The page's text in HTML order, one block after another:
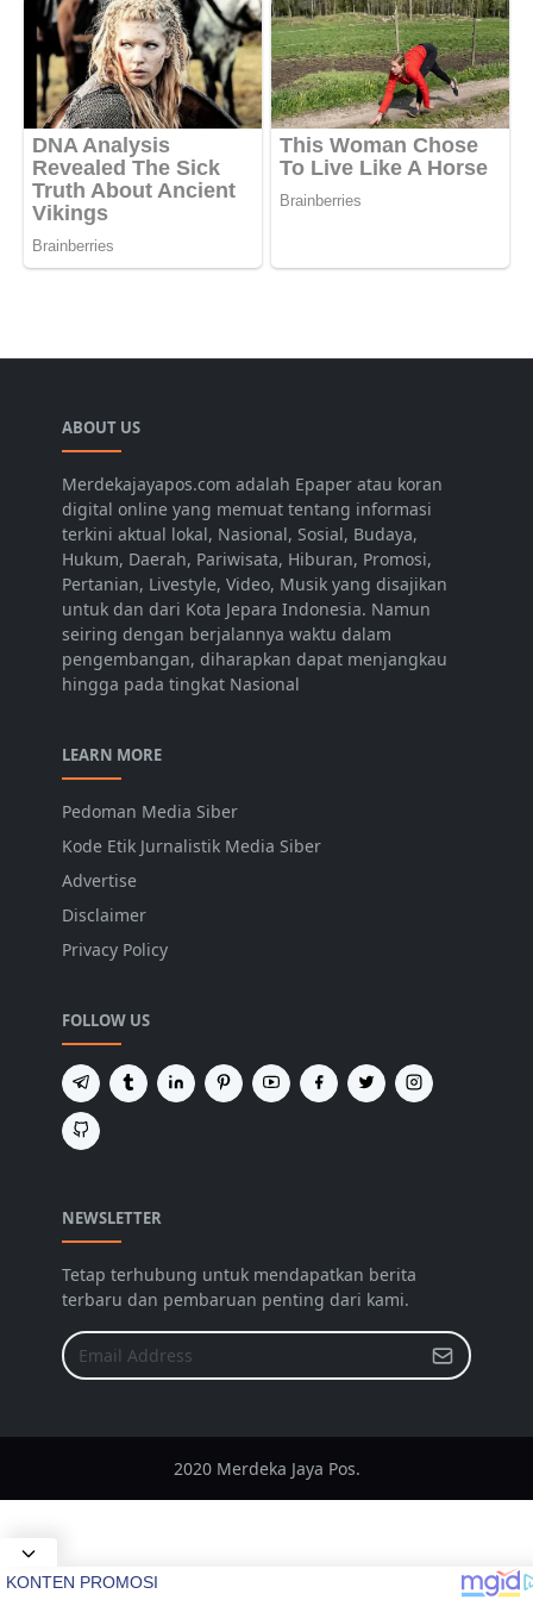
ABOUT US
Merdekajayapos.com adalah Epaper atau koran
digital online yang memuat tentang informasi
terkini aktual lokal, Nasional, Sosial, Budaya,
Hukum, Daerah, Pariwisata, Hiburan, Promosi,
Pertanian, Livestyle, Video, Musik yang disajikan
untuk dan dari Kota Jepara Indonesia. Namun
seiring dengan berjalannya waktu dalam
pengembangan, diharapkan dapat menjangkau
hingga pada tingkat Nasional
LEARN MORE
Pedoman Media Siber
Kode Etik Jurnalistik Media Siber
Advertise
Disclaimer
Privacy Policy
FOLLOW US
NEWSLETTER
Tetap terhubung untuk mendapatkan berita
terbaru dan pembaruan penting dari kami.
2020 Merdeka Jaya Pos.